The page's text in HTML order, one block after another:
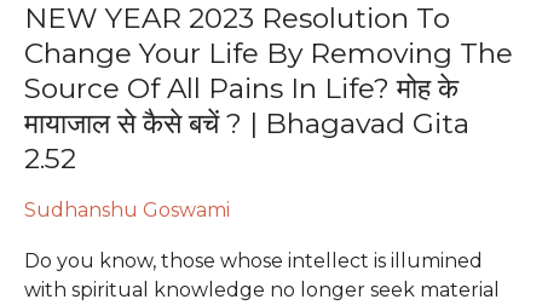
NEW YEAR 2023 Resolution To
Change Your Life By Removing The
Source Of All Pains In Life? मोह के
मायाजाल से कैसे बचें ? | Bhagavad Gita
2.52
Sudhanshu Goswami
Do you know, those whose intellect is illumined
with spiritual knowledge no longer seek material
Source
Of
All
Pains
In
Life?
मोह
मायाजाल
से